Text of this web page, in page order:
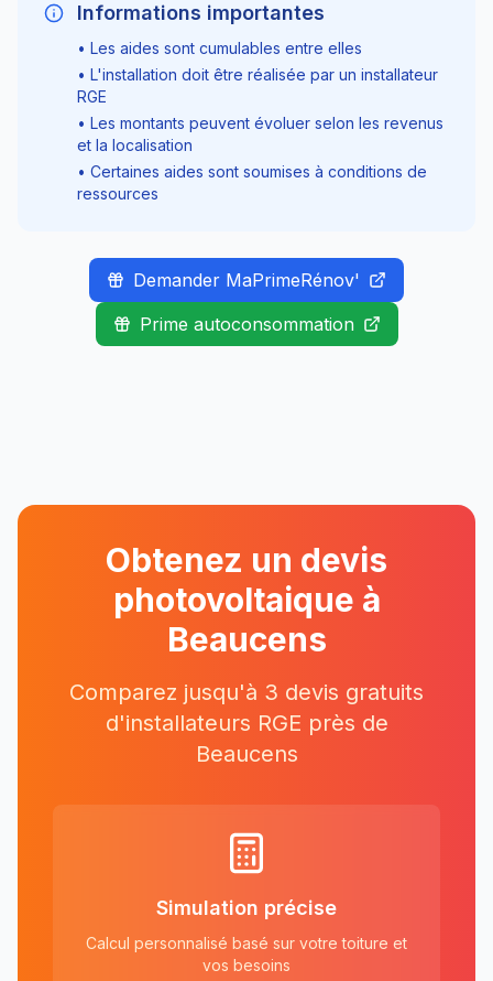
Informations importantes
• Les aides sont cumulables entre elles
• L'installation doit être réalisée par un installateur
RGE
• Les montants peuvent évoluer selon les revenus
et la localisation
• Certaines aides sont soumises à conditions de
ressources
Demander MaPrimeRénov'
Prime autoconsommation
Obtenez un devis
photovoltaique à
Beaucens
Comparez jusqu'à 3 devis gratuits
d'installateurs RGE près de
Beaucens
Simulation précise
Calcul personnalisé basé sur votre toiture et
vos besoins